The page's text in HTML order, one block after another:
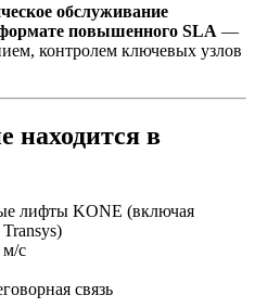
обслуживание
повышенного SLA —
контролем ключевых узлов
находится в
лифты KONE (включая
м/с
связь